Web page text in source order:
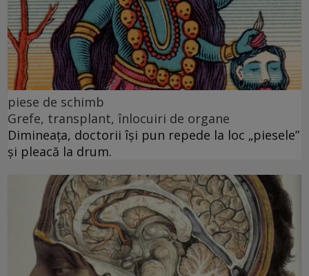
piese de schimb
Grefe, transplant, înlocuiri de organe
Dimineața, doctorii își pun repede la loc „piesele”
și pleacă la drum.